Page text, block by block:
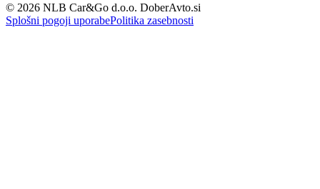
© 2026 NLB Car&Go d.o.o. DoberAvto.si
Splošni pogoji uporabePolitika zasebnosti